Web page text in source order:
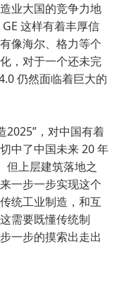
业大国的竞争力地
这样有着丰厚信
像海尔、格力等个
，对于一个还未完
仍然面临着巨大的
2025”，对中国有着
中了中国未来 20 年
但上层建筑落地之
一步一步实现这个
统工业制造，和互
需要既懂传统制
一步的摸索出走出